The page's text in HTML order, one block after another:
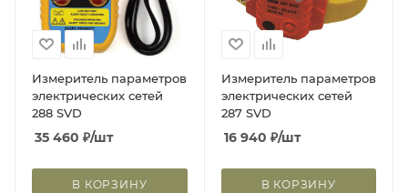
Измеритель параметров
электрических сетей
288 SVD
35 460 ₽/шт
В КОРЗИНУ
Измеритель параметров
электрических сетей
287 SVD
16 940 ₽/шт
В КОРЗИНУ